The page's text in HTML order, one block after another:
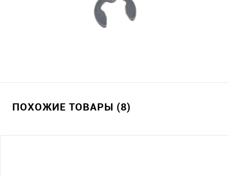
ПОХОЖИЕ ТОВАРЫ (8)